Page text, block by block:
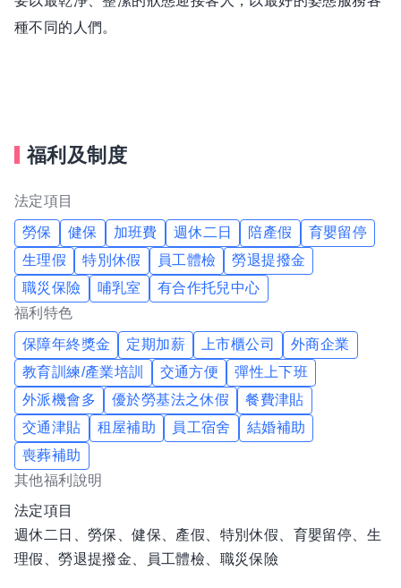
營管理有興趣的你們加入ZENSHO的行列，讓我們一同邁
經營理念
我們的理念是消滅世界上的飢餓與貧困，目標是成為全球
第一的連鎖餐飲集團。 我們堅持使用安全及高品質的食
材，當場現點現作提供美味可口的日本國民美食-牛丼/咖
哩，並以舒適衛生的用餐環境、熱情用心的服務態度、平
實親民的誠懇價格，強調食品安全，顧客安心。不論是單
獨一人、與家人一起、朋友一起，皆可享受用餐的樂趣。
種不同的人們。
福利及制度
法定項目
勞保 健保 加班費 週休二日 陪產假
育嬰留停
生理假
特別休假 員工體檢
勞退提撥金
職災保險
哺乳室
有合作托兒中心
福利特色
保障年終獎金 定期加薪 上市櫃公司
外商企業
教育訓練/產業培訓
交通方便
彈性上下班
外派機會多
優於勞基法之休假
餐費津貼
交通津貼
租屋補助 員工宿舍
結婚補助
喪葬補助
其他福利說明
法定項目
週休二日、勞保、健保、產假、特別休假、育嬰留停、生
理假、勞退提撥金、員工體檢、職災保險